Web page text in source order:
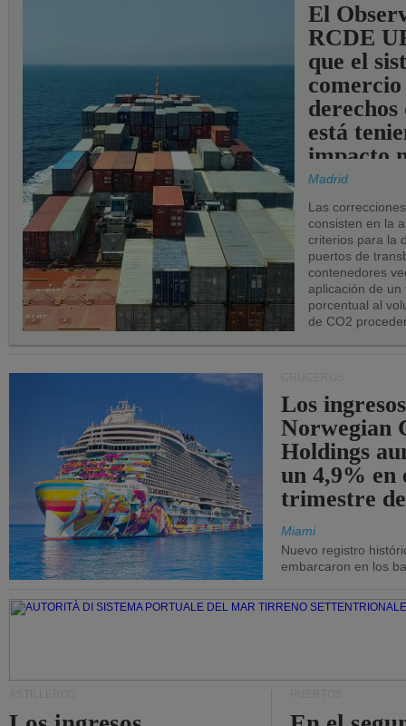
El
RCDE
que el
comercio
derechos
está
impacto
los
UE.
Madrid
Las
consisten en la
criterios para la
puertos de
contenedores
aplicación de
porcentual al
de CO2
Los
Norwegian
Holdings
un 4,9% en
trimestre
Miami
Nuevo registro
embarcaron en los